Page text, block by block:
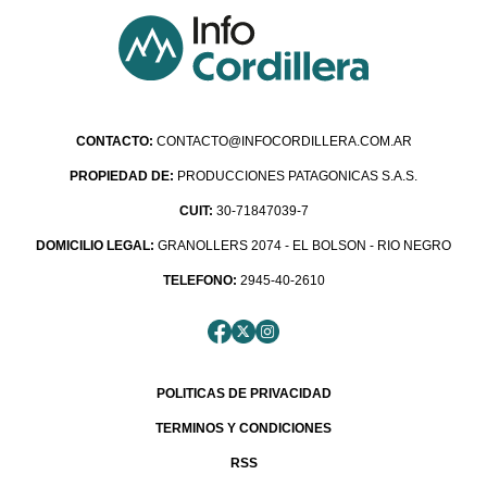
CONTACTO: CONTACTO@INFOCORDILLERA.COM.AR
PROPIEDAD DE: PRODUCCIONES PATAGONICAS S.A.S.
CUIT: 30-71847039-7
DOMICILIO LEGAL: GRANOLLERS 2074 - EL BOLSON - RIO NEGRO
TELEFONO: 2945-40-2610
POLITICAS DE PRIVACIDAD
TERMINOS Y CONDICIONES
RSS